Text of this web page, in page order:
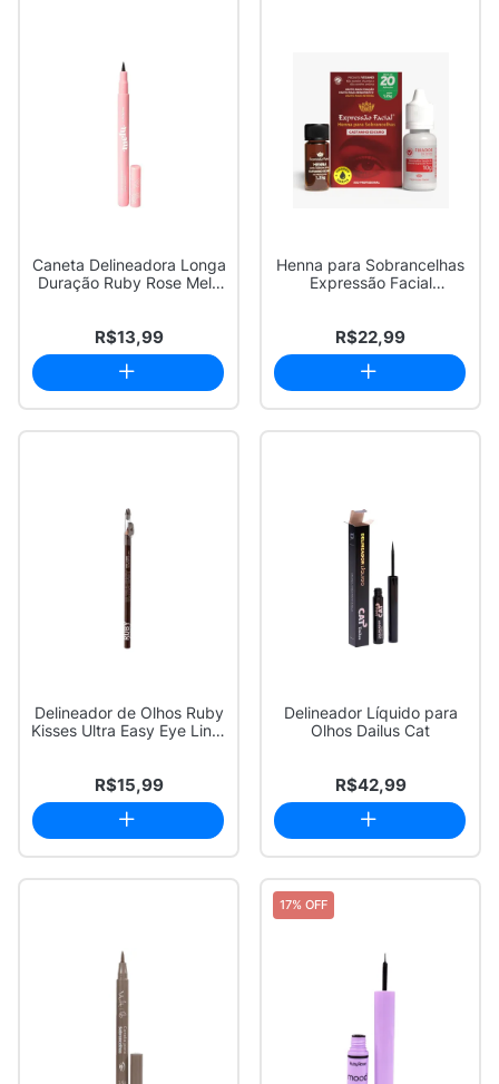
Caneta Delineadora Longa
Duração Ruby Rose Melu
R$13,99
Henna para Sobrancelhas
Expressão Facial
R$22,99
Delineador de Olhos Ruby
Kisses Ultra Easy Eye Liner
R$15,99
Delineador Líquido para
Olhos Dailus Cat
R$42,99
17% OFF